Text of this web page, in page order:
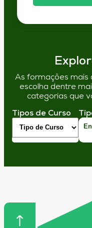
As formações mais
escolha dentre
categorias que
Tipos de Curso